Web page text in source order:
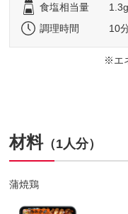
食塩相当量
1.3g
調理時間
10
エ
材料（1人分）
蒲焼鶏